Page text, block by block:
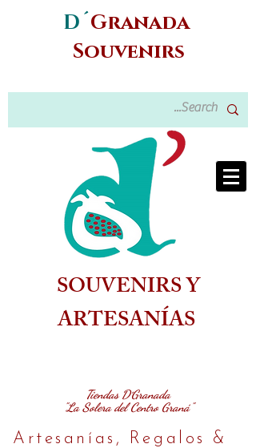
D´Granada
Souvenirs
SOUVENIRS Y
ARTESANÍAS
Tiendas D´Granada
"La Solera del Centro Graná"
Artesanías, Regalos &